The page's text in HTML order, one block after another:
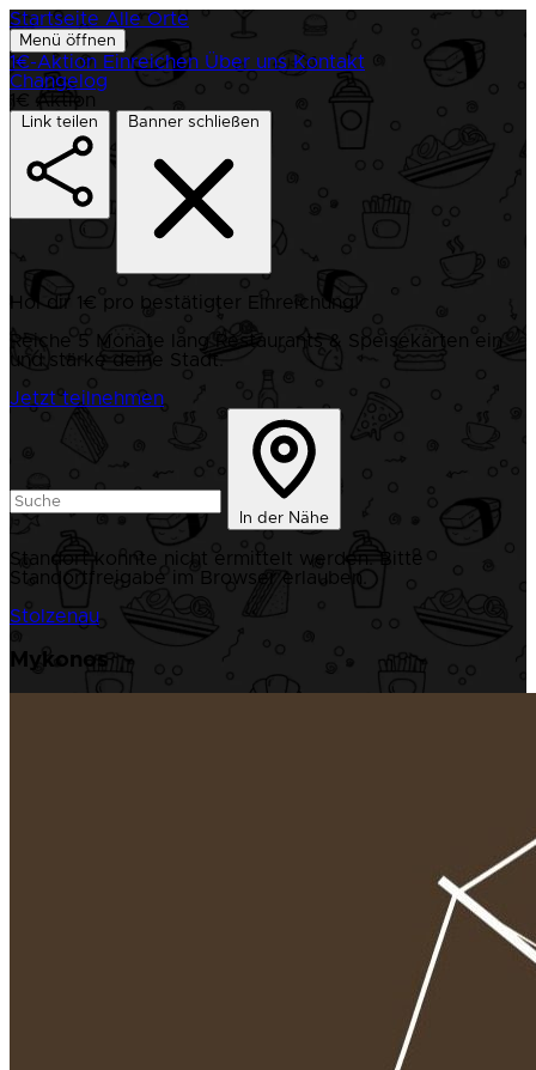
Startseite Alle Orte
Menü öffnen
1€-Aktion Einreichen Über uns Kontakt
Changelog
1€ Aktion
Link teilen Banner schließen
Hol dir 1€ pro bestätigter Einreichung!
Reiche 5 Monate lang Restaurants & Speisekarten ein
und stärke deine Stadt.
Jetzt teilnehmen
In der Nähe
Standort konnte nicht ermittelt werden. Bitte
Standortfreigabe im Browser erlauben.
Stolzenau
Mykonos